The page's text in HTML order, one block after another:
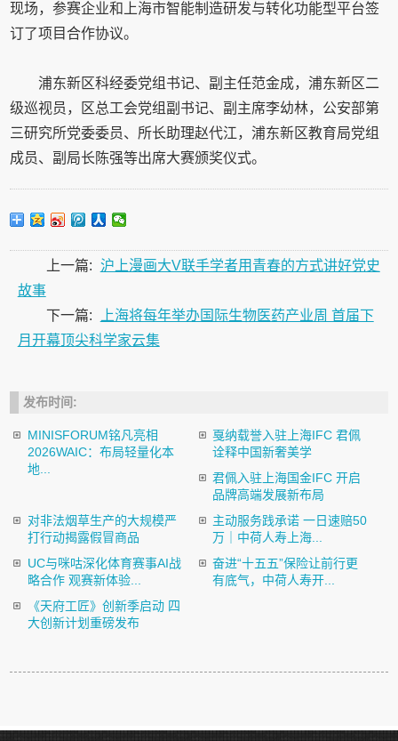
现场，参赛企业和上海市智能制造研发与转化功能型平台签
订了项目合作协议。
浦东新区科经委党组书记、副主任范金成，浦东新区二
级巡视员，区总工会党组副书记、副主席李幼林，公安部第
三研究所党委委员、所长助理赵代江，浦东新区教育局党组
成员、副局长陈强等出席大赛颁奖仪式。
上一篇: 沪上漫画大V联手学者用青春的方式讲好党史
故事
下一篇:
上海将每年举办国际生物医药产业周 首届下
月开幕顶尖科学家云集
发布时间:
MINISFORUM铭凡亮相
2026WAIC：布局轻量化本
地...
戛纳载誉入驻上海IFC 君佩
诠释中国新奢美学
君佩入驻上海国金IFC 开启
品牌高端发展新布局
对非法烟草生产的大规模严
打行动揭露假冒商品
主动服务践承诺 一日速赔50
万｜中荷人寿上海...
UC与咪咕深化体育赛事AI战
略合作 观赛新体验...
奋进“十五五”保险让前行更
有底气，中荷人寿开...
《天府工匠》创新季启动 四
大创新计划重磅发布